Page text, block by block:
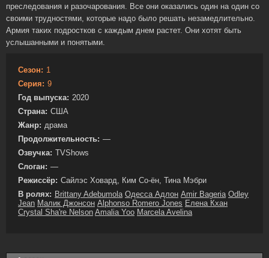
преследования и разочарования. Все они оказались один на один со
своими трудностями, которые надо было решать незамедлительно.
Армия таких подростков с каждым днем растет. Они хотят быть
услышанными и понятыми.
Сезон: 1
Серия: 9
Год выпуска: 2020
Страна: США
Жанр: драма
Продолжительность: —
Озвучка: TVShows
Слоган: —
Режиссёр: Сайлэс Ховард, Ким Со-ён, Тина Мэбри
В ролях: Brittany Adebumola Одесса Адлон Amir Bageria Odley
Jean Малик Джонсон Alphonso Romero Jones Елена Кхан
Crystal Sha're Nelson Amalia Yoo Marcela Avelina